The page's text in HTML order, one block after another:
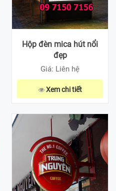
Hộp đèn mica hút nổi
đẹp
Giá: Liên hệ
Xem chi tiết